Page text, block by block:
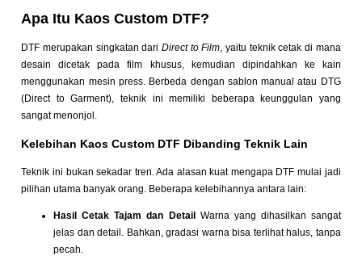
Apa Itu Kaos Custom DTF?
DTF merupakan singkatan dariDirect to Film, yaitu teknik cetak di mana
desain dicetak pada film khusus, kemudian dipindahkan ke kain
menggunakan mesin press. Berbeda dengan sablon manual atau DTG
(Direct to Garment), teknik ini memiliki beberapa keunggulan yang
sangat menonjol.
Kelebihan Kaos Custom DTF Dibanding Teknik Lain
Teknik ini bukan sekadar tren. Ada alasan kuat mengapa DTF mulai jadi
pilihan utama banyak orang. Beberapa kelebihannya antara lain:
Hasil Cetak Tajam dan Detail
Warna yang dihasilkan sangat
jelas dan detail. Bahkan, gradasi warna bisa terlihat halus, tanpa
pecah.